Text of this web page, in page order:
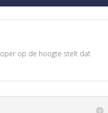
op de hoogte stelt dat